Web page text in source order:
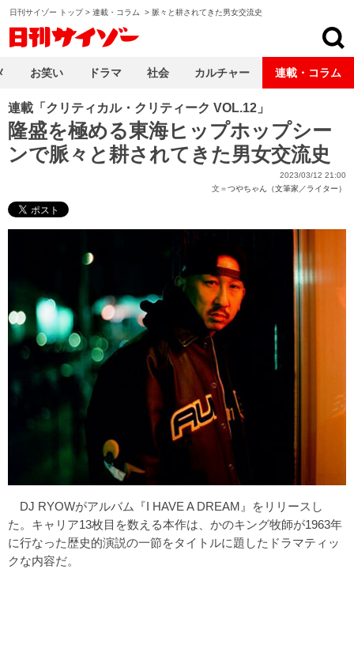
日刊サイゾー トップ> 連載・コラム > 脈々と耕されてきた男女交流史
連載「クリティカル・クリティーク VOL.12」
隆盛を極める東海ヒップホップシー
ンで脈々と耕されてきた男女交流史
2023/03/12 21:00
文＝つやちゃん（文筆家／ライター）
DJ RYOWがアルバム『I HAVE A DREAM』をリリースし
た。キャリア13枚目を数える本作は、かのキング牧師が1963年
に行なった歴史的演説の一節をタイトルに題したドラマティッ
クな内容だ。
お笑い ドラマ 社会 カルチャー 連載・コラム